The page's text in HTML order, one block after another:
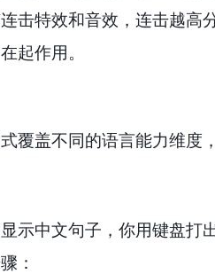
击特效和音效，连击越
起作用。
覆盖不同的语言能力维度
示中文句子，你用键盘
：